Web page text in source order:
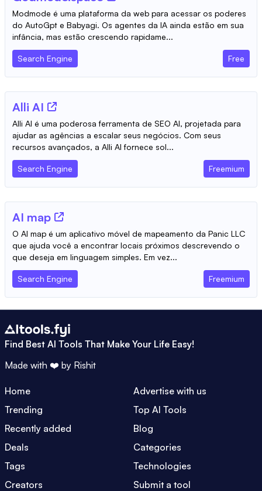
Modmode é uma plataforma da web para acessar os poderes
do AutoGpt e Babyagi. Os agentes da IA ​​ainda estão em sua
infância, mas estão crescendo rapidame...
Search Engine Free
Alli AI
Alli AI é uma poderosa ferramenta de SEO AI, projetada para
ajudar as agências a escalar seus negócios. Com seus
recursos avançados, a Alli AI fornece sol...
Search Engine Freemium
AI map
O AI map é um aplicativo móvel de mapeamento da Panic LLC
que ajuda você a encontrar locais próximos descrevendo o
que deseja em linguagem simples. Em vez...
Search Engine Freemium
Find Best AI Tools That Make Your Life Easy!
Made with ❤️ by Rishit
Home
Advertise with us
Trending
Top AI Tools
Recently added
Blog
Deals
Categories
Tags
Technologies
Creators
Submit a tool